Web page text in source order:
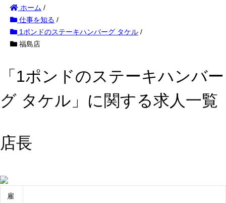
ホーム /
仕事を知る /
1ポンドのステーキハンバーグ タケル /
福島店
「1ポンドのステーキハンバー
グ タケル」に関する求人一覧
店長
雇